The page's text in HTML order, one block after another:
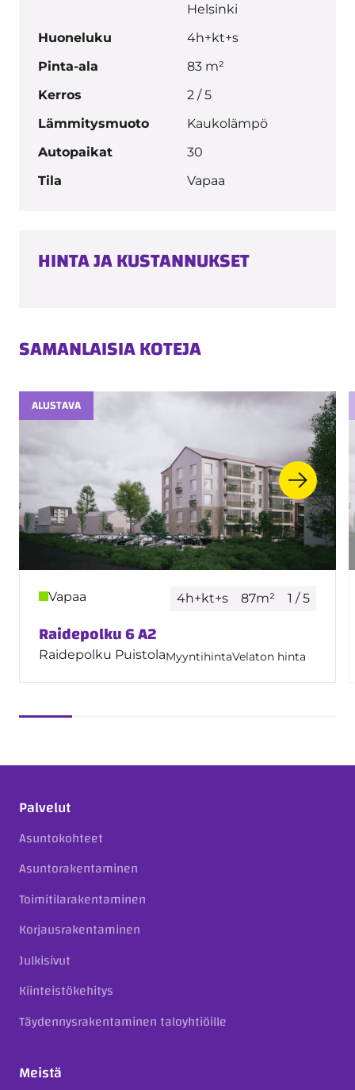
Helsinki
Huoneluku
4h+kt+s
Pinta-ala
83 m²
Kerros
2 / 5
Lämmitysmuoto
Kaukolämpö
Autopaikat
30
Tila
Vapaa
HINTA JA KUSTANNUKSET
SAMANLAISIA KOTEJA
ALUSTAVA
Vapaa 4h+kt+s 87m² 1 / 5
Raidepolku 6 A2
Raidepolku PuistolaMyyntihintaVelaton hinta
Palvelut
Asuntokohteet
Asuntorakentaminen
Toimitilarakentaminen
Korjausrakentaminen
Julkisivut
Kiinteistökehitys
Täydennysrakentaminen taloyhtiöille
Meistä